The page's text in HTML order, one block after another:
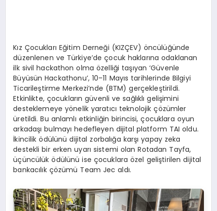
Kız Çocukları Eğitim Derneği (KIZÇEV) öncülüğünde
düzenlenen ve Türkiye’de çocuk haklarına odaklanan
ilk sivil hackathon olma özelliği taşıyan ‘Güvenle
Büyüsün Hackathonu’, 10–11 Mayıs tarihlerinde Bilgiyi
Ticarileştirme Merkezi’nde (BTM) gerçekleştirildi.
Etkinlikte, çocukların güvenli ve sağlıklı gelişimini
desteklemeye yönelik yaratıcı teknolojik çözümler
üretildi. Bu anlamlı etkinliğin birincisi, çocuklara oyun
arkadaşı bulmayı hedefleyen dijital platform TAI oldu.
İkincilik ödülünü dijital zorbalığa karşı yapay zeka
destekli bir erken uyarı sistemi olan Rotadan Tayfa,
üçüncülük ödülünü ise çocuklara özel geliştirilen dijital
bankacılık çözümü Team Jec aldı.